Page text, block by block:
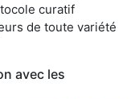
curatif
de toute variété
avec les